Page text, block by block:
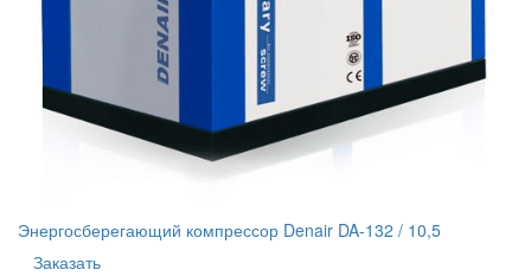
Энергосберегающий компрессор Denair DA-132 / 10,5
Заказать